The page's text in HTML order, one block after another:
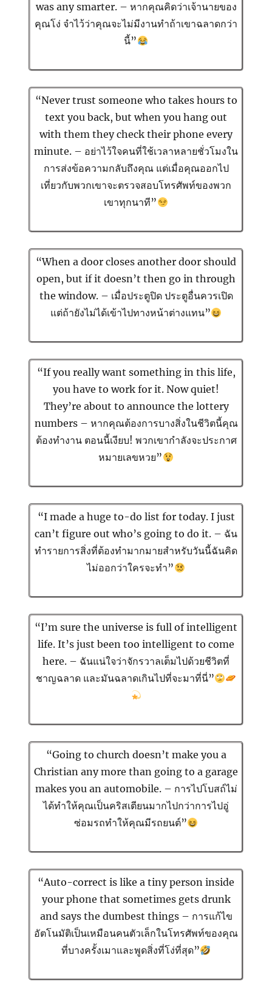
was any smarter. – หากคุณคิดว่าเจ้านายของ
คุณโง่ จำไว้ว่าคุณจะไม่มีงานทำถ้าเขาฉลาดกว่า
นี้”
“Never trust someone who takes hours to
text you back, but when you hang out
with them they check their phone every
minute. – อย่าไว้ใจคนที่ใช้เวลาหลายชั่วโมงใน
การส่งข้อความกลับถึงคุณ แต่เมื่อคุณออกไป
เที่ยวกับพวกเขาจะตรวจสอบโทรศัพท์ของพวก
เขาทุกนาที”
“When a door closes another door should
open, but if it doesn’t then go in through
the window. – เมื่อประตูปิด ประตูอื่นควรเปิด
แต่ถ้ายังไม่ได้เข้าไปทางหน้าต่างแทน”
“If you really want something in this life,
you have to work for it. Now quiet!
They’re about to announce the lottery
numbers – หากคุณต้องการบางสิ่งในชีวิตนี้คุณ
ต้องทำงาน ตอนนี้เงียบ! พวกเขากำลังจะประกาศ
หมายเลขหวย”
“I made a huge to-do list for today. I just
can’t figure out who’s going to do it. – ฉัน
ทำรายการสิ่งที่ต้องทำมากมายสำหรับวันนี้ฉันคิด
ไม่ออกว่าใครจะทำ”
“I’m sure the universe is full of intelligent
life. It’s just been too intelligent to come
here. – ฉันแน่ใจว่าจักรวาลเต็มไปด้วยชีวิตที่
ชาญฉลาด และมันฉลาดเกินไปที่จะมาที่นี่”
“Going to church doesn’t make you a
Christian any more than going to a garage
makes you an automobile. – การไปโบสถ์ไม่
ได้ทำให้คุณเป็นคริสเตียนมากไปกว่าการไปอู่
ซ่อมรถทำให้คุณมีรถยนต์”
“Auto-correct is like a tiny person inside
your phone that sometimes gets drunk
and says the dumbest things – การแก้ไข
อัตโนมัติเป็นเหมือนคนตัวเล็กในโทรศัพท์ของคุณ
ที่บางครั้งเมาและพูดสิ่งที่โง่ที่สุด”